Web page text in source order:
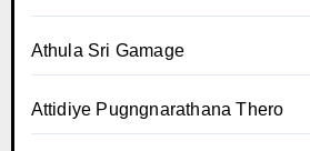
Athula Sri Gamage
Attidiye Pugngnarathana Thero